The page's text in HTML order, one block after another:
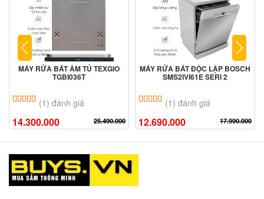
MÁY RỬA BÁT ÂM TỦ TEXGIO
TGBI036T
5.00 trên 5 dựa trên
(1) đánh giá
14.300.000 25.490.000
MÁY RỬA BÁT ĐỘC LẬP BOSCH
SMS2IVI61E SERI 2
5.00 trên 5 dựa trên
(1) đánh giá
12.690.000 17.990.000